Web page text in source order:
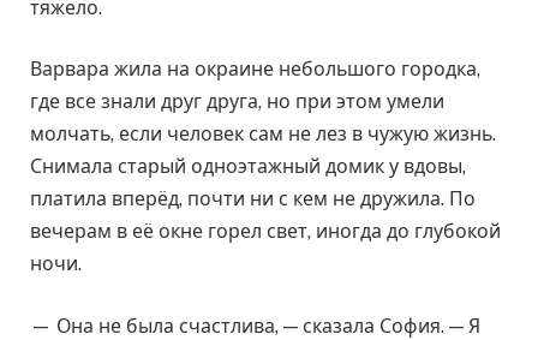
тяжело.
Варвара жила на окраине небольшого городка,
где все знали друг друга, но при этом умели
молчать, если человек сам не лез в чужую жизнь.
Снимала старый одноэтажный домик у вдовы,
платила вперёд, почти ни с кем не дружила. По
вечерам в её окне горел свет, иногда до глубокой
ночи.
— Она не была счастлива, — сказала София. — Я